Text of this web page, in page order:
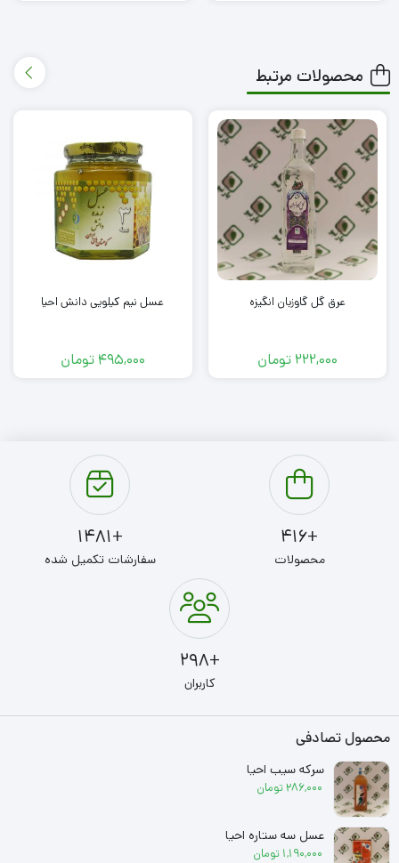
محصولات مرتبط
عرق گل گاوزبان انگیزه
222,000 تومان
عسل نیم کیلویی دانش احیا
495,000 تومان
+416
محصولات
+1481
سفارشات تکمیل شده
+298
کاربران
محصول تصادفی
سرکه سیب احیا
286,000 تومان
عسل سه ستاره احیا
1,190,000 تومان